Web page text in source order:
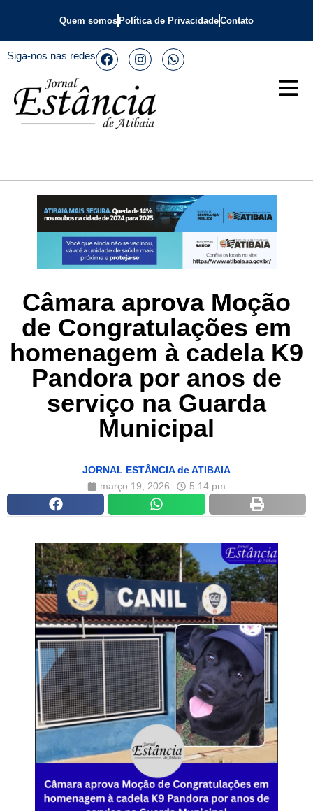
Quem somos Política de PrivacidadeContato
Siga-nos nas redes
Câmara aprova Moção
de Congratulações em
homenagem à cadela K9
Pandora por anos de
serviço na Guarda
Municipal
JORNAL ESTÂNCIA de ATIBAIA
março 19, 2026
5:14 pm